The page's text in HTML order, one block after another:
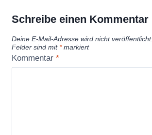
Schreibe einen Kommentar
Deine E-Mail-Adresse wird nicht veröffentlicht.
Felder sind mit *markiert
Kommentar *